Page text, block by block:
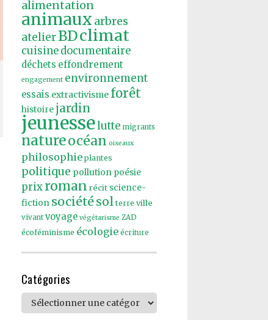
alimentation
animaux arbres
atelier BDclimat
cuisine documentaire
déchets effondrement
engagement environnement
essais extractivisme forêt
histoire jardin
jeunesselutte migrants
natureocéan oiseaux
philosophie plantes
politique pollution poésie
prix roman récit science-
fiction sociétésol terre ville
vivant voyage végétarisme ZAD
écoféminisme écologie écriture
Catégories
Catégories